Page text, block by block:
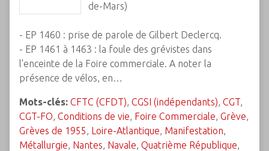
de-Mars)
- EP 1460 : prise de parole de Gilbert Declercq.
- EP 1461 à 1463 : la foule des grévistes dans
l'enceinte de la Foire commerciale. A noter la
présence de vélos, en…
Mots-clés: CFTC (CFDT), CGSI (indépendants), CGT,
CGT-FO, Conditions de vie, Foire Commerciale, Grève,
Grèves de 1955, Loire-Atlantique, Manifestation,
Métallurgie, Nantes, Navale, Quatrième République,